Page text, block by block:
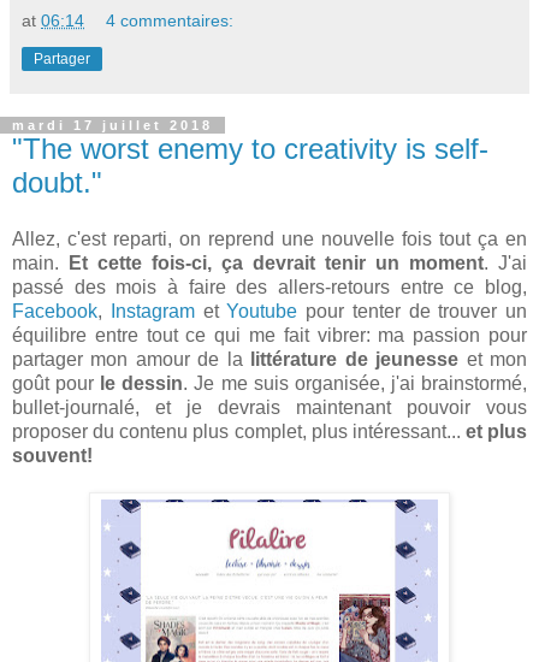
at 06:14 4 commentaires:
Partager
mardi 17 juillet 2018
"The worst enemy to creativity is self-
doubt."
Allez, c'est reparti, on reprend une nouvelle fois tout ça en
main.
Et cette fois-ci, ça devrait tenir un moment. J'ai
passé des mois à faire des allers-retours entre ce blog,
Facebook, InstagrametYoutube pour tenter de trouver un
équilibre entre tout ce qui me fait vibrer: ma passion pour
partager mon amour de la
littérature de jeunesse et mon
goût pour le dessin. Je me suis organisée, j'ai brainstormé,
bullet-journalé, et je devrais maintenant pouvoir vous
proposer du contenu plus complet, plus intéressant... et plus
souvent!